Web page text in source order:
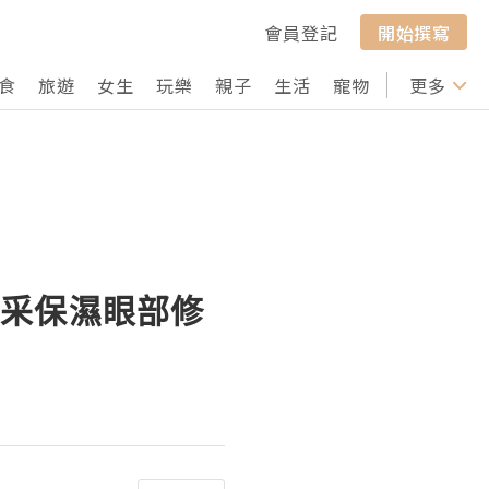
會員登記
開始撰寫
旅遊 女生 玩樂 親子 生活 寵物 行山 打卡
更多
保濕眼部修